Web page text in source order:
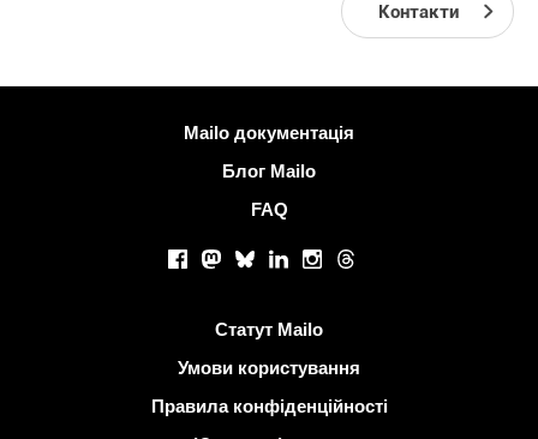
Контакти
Mailo документація
Блог Mailo
FAQ
Facebook
Mastodon
BlueskyLinkedInInstagram
Threads
Статут Mailo
Умови користування
Правила конфіденційності